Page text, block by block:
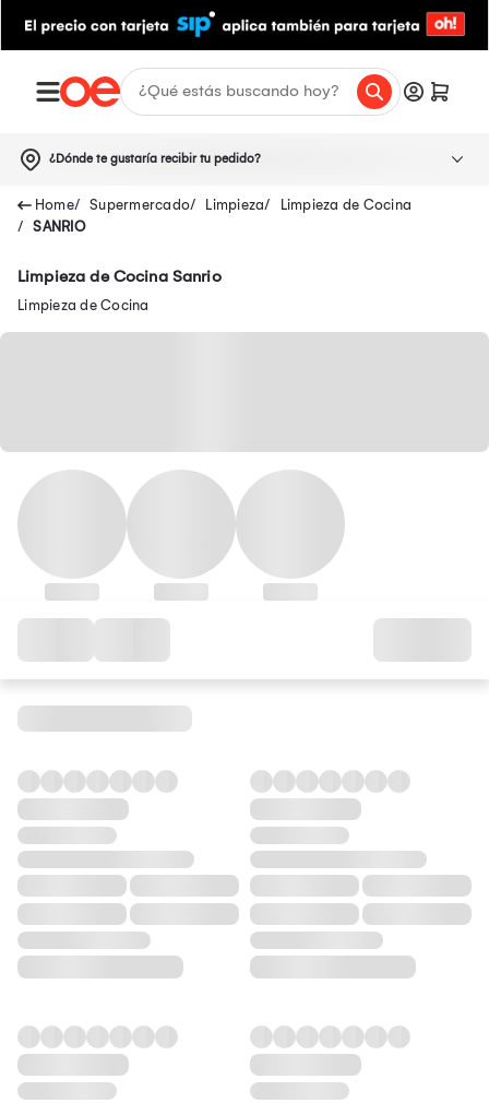
¿Dónde te gustaría recibir tu pedido?
Supermercado Limpieza
Limpieza de Cocina
SANRIO
Limpieza de Cocina Sanrio
Limpieza de Cocina